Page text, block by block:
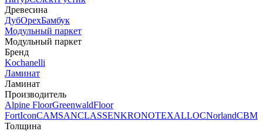
Древесина
ДубОрехБамбук
Модульный паркет
Модульный паркет
Бренд
Kochanelli
Ламинат
Ламинат
Производитель
Alpine FloorGreenwaldFloor
FortIconCAMSANCLASSENKRONOTEXALLOCNorlandCBM
Толщина